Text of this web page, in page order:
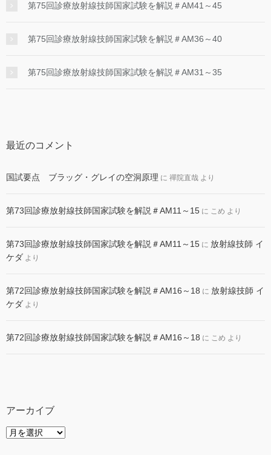
第75回診療放射線技師国家試験を解説＃AM41～45
第75回診療放射線技師国家試験を解説＃AM36～40
第75回診療放射線技師国家試験を解説＃AM31～35
最近のコメント
国試要点 ブラッグ・グレイの空洞原理 に 禪院直哉 より
第73回診療放射線技師国家試験を解説＃AM11～15 に こめ より
第73回診療放射線技師国家試験を解説＃AM11～15 に 放射線技師 イ
ケダ より
第72回診療放射線技師国家試験を解説＃AM16～18 に 放射線技師 イ
ケダ より
第72回診療放射線技師国家試験を解説＃AM16～18 に こめ より
アーカイブ
ア